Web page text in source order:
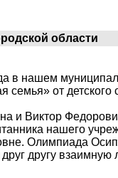
области
в нашем
семья» от
и Виктор
нашего
Олимпиада
друг другу